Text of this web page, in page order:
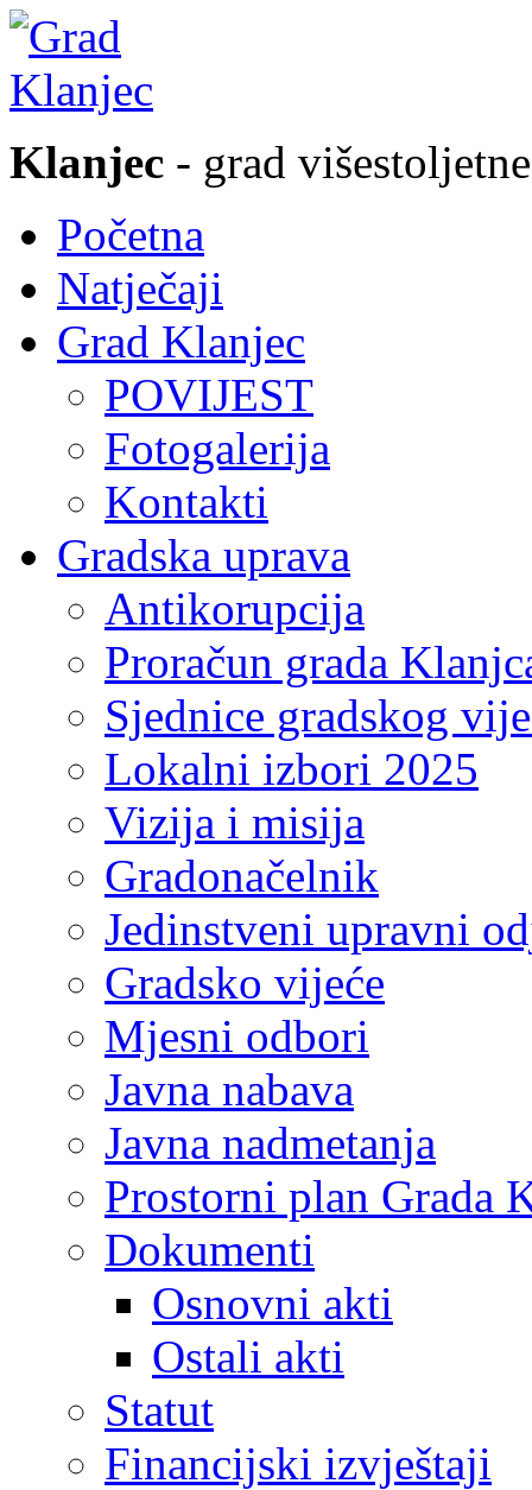
Klanjec - grad
Početna
Natječaji
Grad Klanjec
POVIJEST
Fotogalerija
Kontakti
Gradska uprava
Antikorupcija
Proračun grada
Sjednice gradskog
Lokalni izbori 2025
Vizija i misija
Gradonačelnik
Jedinstveni upravni
Gradsko vijeće
Mjesni odbori
Javna nabava
Javna nadmetanja
Prostorni plan Grada
Dokumenti
Osnovni akti
Ostali akti
Statut
Financijski izvještaji